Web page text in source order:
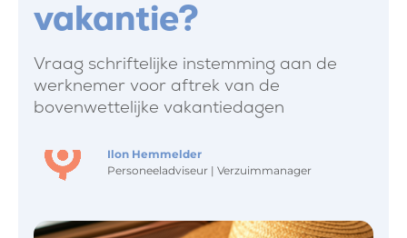
vakantie?
Vraag schriftelijke instemming aan de
werknemer voor aftrek van de
bovenwettelijke vakantiedagen
Ilon Hemmelder
Personeeladviseur | Verzuimmanager